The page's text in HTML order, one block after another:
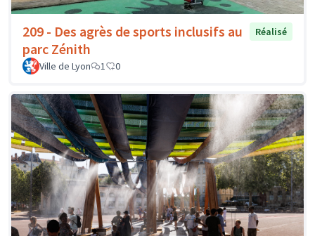
209 - Des agrès de sports inclusifs au
parc Zénith
Réalisé
Ville de Lyon 1 0